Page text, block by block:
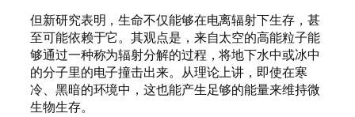
但新研究表明，生命不仅能够在电离辐射下生存，甚
至可能依赖于它。其观点是，来自太空的高能粒子能
够通过一种称为辐射分解的过程，将地下水中或冰中
的分子里的电子撞击出来。从理论上讲，即使在寒
冷、黑暗的环境中，这也能产生足够的能量来维持微
生物生存。